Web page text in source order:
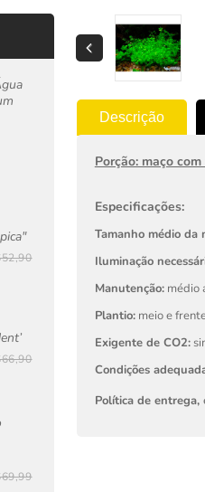
Descrição
Porção: maço
Especificações:
Tamanho médio da
Iluminação
Manutenção:médio
Plantio:meio e
Exigente de CO2:
Condições
Política de entrega,